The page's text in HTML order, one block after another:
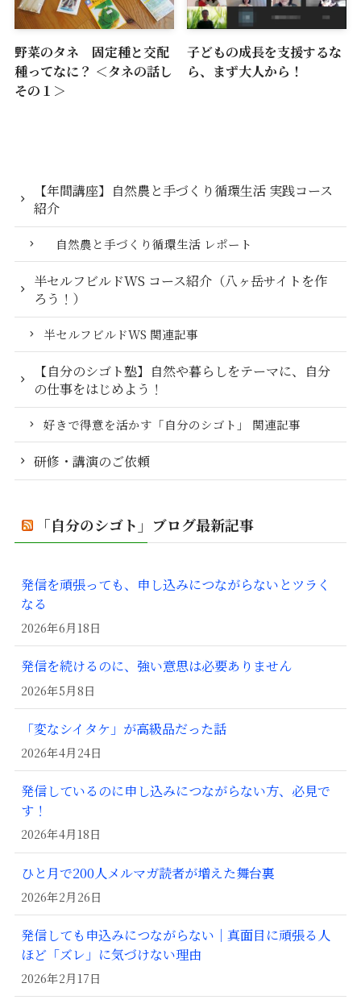
野菜のタネ 固定種と交配
種ってなに？ ＜タネの話し
その１＞
子どもの成長を支援するな
ら、まず大人から！
【年間講座】自然農と手づくり循環生活 実践コース
紹介
自然農と手づくり循環生活 レポート
半セルフビルドWS コース紹介（八ヶ岳サイトを作
ろう！）
半セルフビルドWS 関連記事
【自分のシゴト塾】自然や暮らしをテーマに、自分
の仕事をはじめよう！
好きで得意を活かす「自分のシゴト」 関連記事
研修・講演のご依頼
「自分のシゴト」ブログ最新記事
発信を頑張っても、申し込みにつながらないとツラく
なる
2026年6月18日
発信を続けるのに、強い意思は必要ありません
2026年5月8日
「変なシイタケ」が高級品だった話
2026年4月24日
発信しているのに申し込みにつながらない方、必見で
す！
2026年4月18日
ひと月で200人メルマガ読者が増えた舞台裏
2026年2月26日
発信しても申込みにつながらない｜真面目に頑張る人
ほど「ズレ」に気づけない理由
2026年2月17日